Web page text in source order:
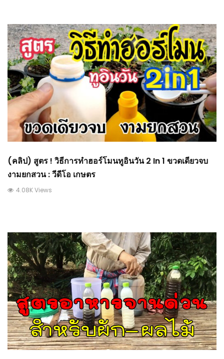
(คลิป) สูตร ! วิธีการทำฮอร์โมนทูอินวัน 2 In 1 ขวดเดียวจบ
งามยกสวน : วีดีโอ เกษตร
4.08K Views